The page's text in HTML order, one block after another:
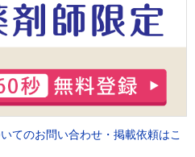
てのお問い合わせ・掲載依頼はこ